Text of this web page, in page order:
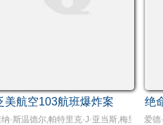
美航空103航班爆炸案
纳·斯温德尔,帕特里克·J·亚当斯,梅里特·韦
绝
爱德